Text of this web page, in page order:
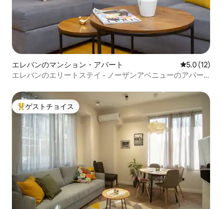
エレバンのマンション・アパート レビュー12
5.0 (12)
エレバンのエリートステイ - ノーザンアベニューのアパー
大好評のゲストチョイスです。
ゲストチョイス